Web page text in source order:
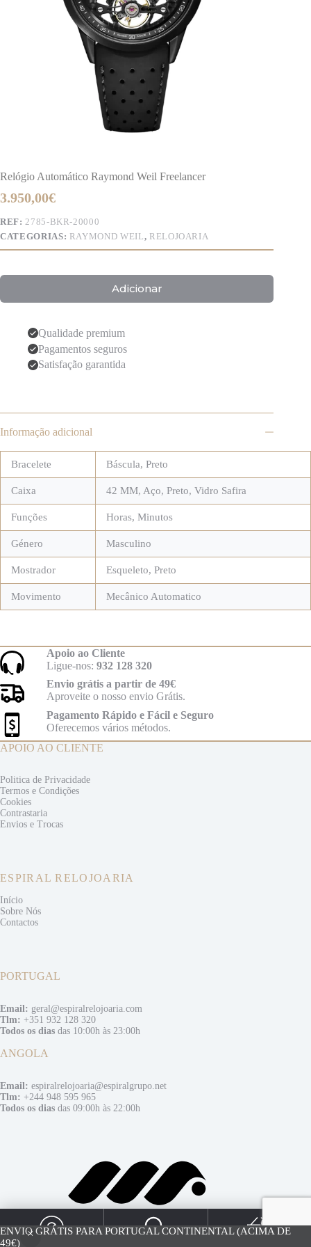
ENVIO GRÁTIS PARA PORTUGAL CONTINENTAL (ACIMA DE
49€)
Relógio Automático Raymond Weil Freelancer
3.950,00€
REF: 2785-BKR-20000
CATEGORIAS: RAYMOND WEIL, RELOJOARIA
Adicionar
Qualidade premium
Pagamentos seguros
Satisfação garantida
Informação adicional
Bracelete Báscula, Preto
Caixa 42 MM, Aço, Preto, Vidro Safira
Funções Horas, Minutos
Género Masculino
Mostrador Esqueleto, Preto
Movimento Mecânico Automatico
Apoio ao Cliente
Ligue-nos: 932 128 320
Envio grátis a partir de 49€
Aproveite o nosso envio Grátis.
Pagamento Rápido e Fácil e Seguro
Oferecemos vários métodos.
APOIO AO CLIENTE
Politica de Privacidade
Termos e Condições
Cookies
Contrastaria
Envios e Trocas
ESPIRAL RELOJOARIA
Início
Sobre Nós
Contactos
PORTUGAL
Email: geral@espiralrelojoaria.com
Tlm: +351 932 128 320
Todos os dias das 10:00h às 23:00h
ANGOLA
Email: espiralrelojoaria@espiralgrupo.net
Tlm: +244 948 595 965
Todos os dias das 09:00h às 22:00h
0